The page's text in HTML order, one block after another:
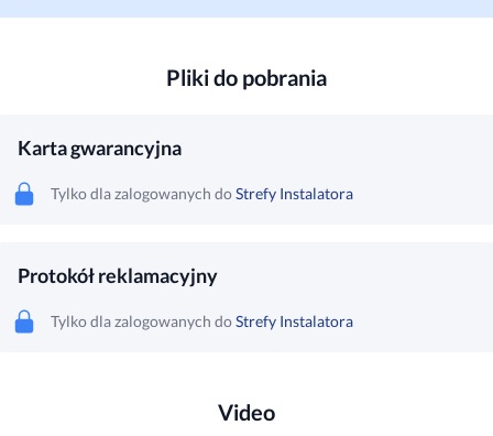
Pliki do pobrania
Karta gwarancyjna
Tylko dla zalogowanych doStrefy Instalatora
Protokół reklamacyjny
Tylko dla zalogowanych doStrefy Instalatora
Video